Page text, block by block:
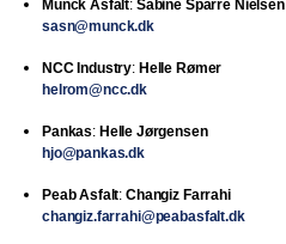
Munck Asfalt: Sabine Sparre Nielsen
sasn@munck.dk
NCC Industry: Helle Rømer
helrom@ncc.dk
Pankas: Helle Jørgensen
hjo@pankas.dk
Peab Asfalt: Changiz Farrahi
changiz.farrahi@peabasfalt.dk